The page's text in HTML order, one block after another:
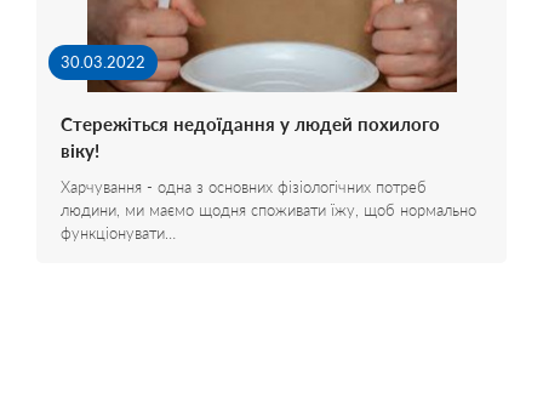
30.03.2022
Стережіться недоїдання у людей похилого
віку!
Харчування - одна з основних фізіологічних потреб
людини, ми маємо щодня споживати їжу, щоб нормально
функціонувати…